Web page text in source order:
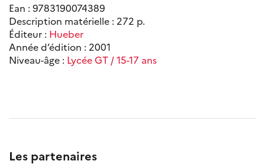
Ean : 9783190074389
Description matérielle : 272 p.
Éditeur : Hueber
Année d’édition : 2001
Niveau-âge : Lycée GT / 15-17 ans
Les partenaires